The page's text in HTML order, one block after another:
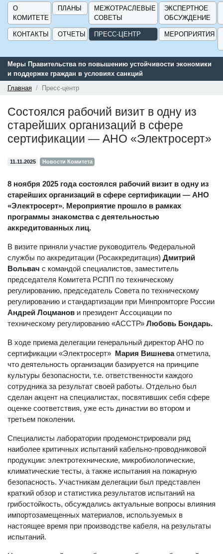
О
КОМИТЕТЕ
ПЛАНЫ
МЕЖОТРАСЛЕВЫЕ
СОВЕТЫ
ЭКСПЕРТНОЕ
ОБСУЖДЕНИЕ
КОНТАКТЫ ОТЧЕТЫ ПРЕСС-ЦЕНТР МЕРОПРИЯТИЯ
Меры Правительства по повышению устойчивости экономики
и поддержке граждан в условиях санкций
Главная
Пресс-центр
Состоялся рабочий визит в одну из
старейших организаций в сфере
сертификации — АНО «Электросерт»
11.11.2025 Новости Комитета
8 ноября 2025 года состоялся рабочий визит в одну из
старейших организаций в сфере сертификации — АНО
«Электросерт». Мероприятие прошло в рамках
программы знакомства с деятельностью
аккредитованных лиц.
В визите приняли участие руководитель Федеральной
службы по аккредитации (Росаккредитация) Дмитрий
Вольвач с командой специалистов, заместитель
председателя Комитета РСПП по техническому
регулированию, председатель Совета по техническому
регулированию и стандартизации при Минпромторге России
Андрей Лоцманов и президент Ассоциации по
техническому регулированию «АССТР» Любовь Бондарь.
В ходе приема делегации генеральный директор АНО по
сертификации «Электросерт» Мария Вишневаотметила,
что деятельность организации базируется на принципе
культуры безопасности, т.е. ответственности каждого
сотрудника за результат своей работы. Отдельно был
сделан акцент на специалистах, посвятивших себя сфере
оценке соответствия, уже есть династии во втором и
третьем поколении.
Специалисты лаборатории продемонстрировали ряд
наиболее критичных испытаний кабельно-проводниковой
продукции: электротехнические, микробиологические,
климатические тесты, а также испытания на пожарную
безопасность. Участникам делегации был представлен
краткий обзор и статистика результатов испытаний на
грибостойкость, обсуждались актуальные вопросы влияния
импортозамещенных материалов, используемых в
настоящее время при производстве кабеля, на результаты
испытаний.